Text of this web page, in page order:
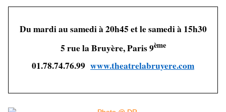
Du mardi au samedi à 20h45 et le samedi à 15h30
5 rue la Bruyère, Paris 9ème
01.78.74.76.99 www.theatrelabruyere.com